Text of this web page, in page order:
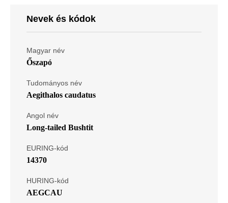
Nevek és kódok
Magyar név
Őszapó
Tudományos név
Aegithalos caudatus
Angol név
Long-tailed Bushtit
EURING-kód
14370
HURING-kód
AEGCAU